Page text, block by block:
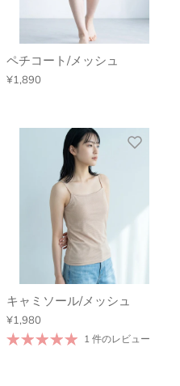
ペチコート/メッシュ
¥1,890
キャミソール/メッシュ
¥1,980
1 件のレビュー